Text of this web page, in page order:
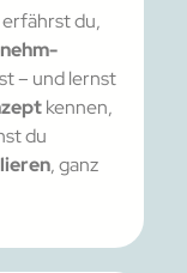
erfährst du,
– und lernst
kennen,
du
, ganz